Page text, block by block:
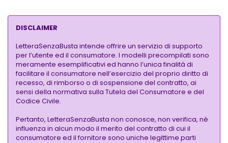
DISCLAIMER
LetteraSenzaBusta intende offrire un servizio di supporto
per l’utente ed il consumatore. I modelli precompilati sono
meramente esemplificativi ed hanno l’unica finalità di
facilitare il consumatore nell’esercizio del proprio diritto di
recesso, di rimborso o di sospensione del contratto, ai
sensi della normativa sulla Tutela del Consumatore e del
Codice Civile.
Pertanto, LetteraSenzaBusta non conosce, non verifica, nè
influenza in alcun modo il merito del contratto di cui il
consumatore ed il fornitore sono uniche legittime parti